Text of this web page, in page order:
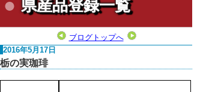
県産品登録一覧
ブログトップへ
2016年5月17日
栃の実珈琲